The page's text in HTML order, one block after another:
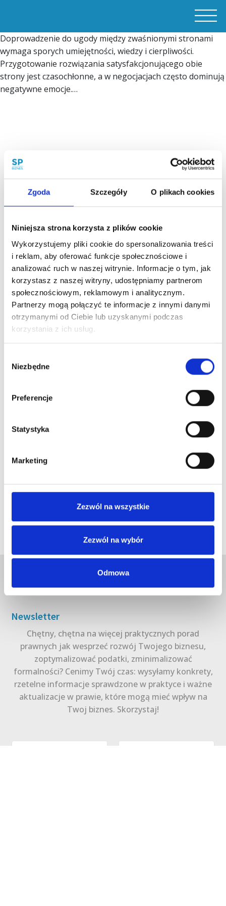
Zgoda Szczegóły O plikach cookies
Niniejsza strona korzysta z plików cookie
Wykorzystujemy pliki cookie do spersonalizowania treści
i reklam, aby oferować funkcje społecznościowe i
analizować ruch w naszej witrynie. Informacje o tym, jak
korzystasz z naszej witryny, udostępniamy partnerom
społecznościowym, reklamowym i analitycznym.
Partnerzy mogą połączyć te informacje z innymi danymi
otrzymanymi od Ciebie lub uzyskanymi podczas
korzystania z ich usług.
zgody
Niezbędne
Preferencje
Statystyka
Marketing
Zezwól na wszystkie
Zezwól na wybór
Odmowa
Doprowadzenie do ugody między zwaśnionymi stronami
wymaga sporych umiejętności, wiedzy i cierpliwości.
Przygotowanie rozwiązania satysfakcjonującego obie
strony jest czasochłonne, a w negocjacjach często dominują
negatywne emocje.…
Newsletter
Chętny, chętna na więcej praktycznych porad
prawnych jak wesprzeć rozwój Twojego biznesu,
zoptymalizować podatki, zminimalizować
formalności? Cenimy Twój czas: wysyłamy konkrety,
rzetelne informacje sprawdzone w praktyce i ważne
aktualizacje w prawie, które mogą mieć wpływ na
Twoj biznes. Skorzystaj!